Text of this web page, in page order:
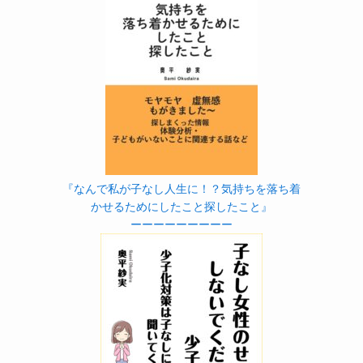
『なんで私が子なし人生に！？気持ちを落ち着
かせるためにしたこと探したこと』
ーーーーーーーーー